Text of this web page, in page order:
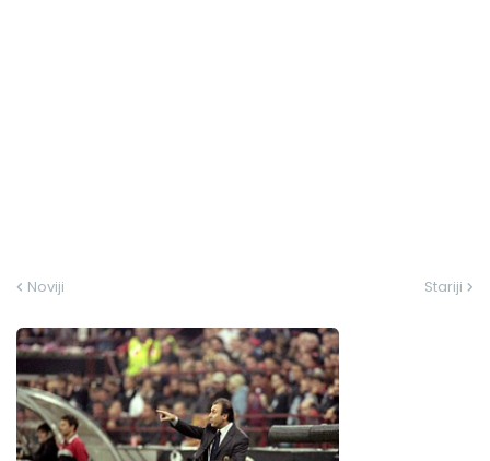
Noviji Stariji